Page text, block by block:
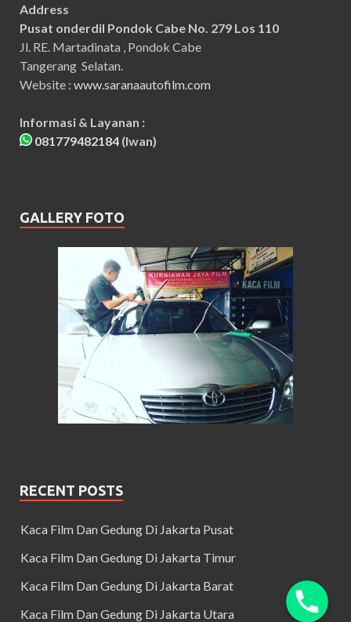
Address
Pusat onderdil Pondok Cabe No. 279 Los 110
Jl. RE. Martadinata , Pondok Cabe
Tangerang Selatan.
Website : www.saranaautofilm.com
Informasi & Layanan :
081779482184 (Iwan)
GALLERY FOTO
RECENT POSTS
Kaca Film Dan Gedung Di Jakarta Pusat
Kaca Film Dan Gedung Di Jakarta Timur
Kaca Film Dan Gedung Di Jakarta Barat
Kaca Film Dan Gedung Di Jakarta Utara